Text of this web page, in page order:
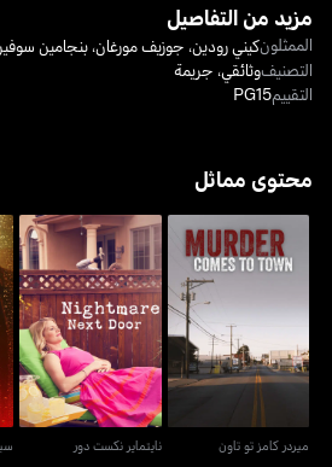
مزيد من التفاصيل
الممثلونكيني رودين، جوزيف مورغان،بنجامين
التصنيفوثائقي، جريمة
التقييمPG15
محتوى مماثل
ميردر كامز تو تاون
ميردر كامز تو تاون
نايتماير نكست دور
نايتماير نكست دور